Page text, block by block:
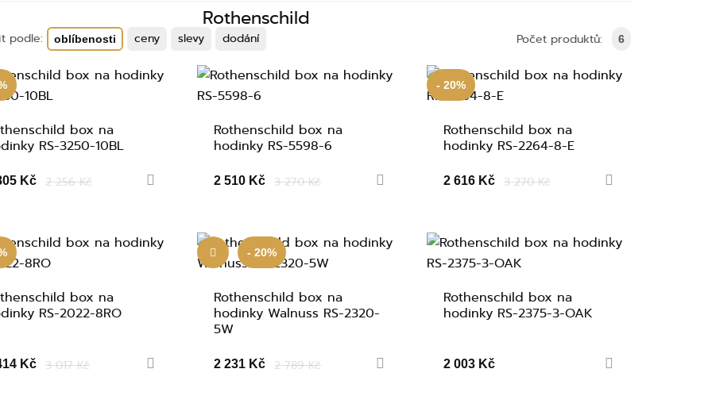
podle: oblíbenosti ceny slevy dodání Počet produktů: 6
box na
RS-3250-10BL
Kč 2 256 Kč
Rothenschild box na
hodinky RS-5598-6
2 510 Kč 3 270 Kč
- 20%
Rothenschild box na
hodinky RS-2264-8-E
2 616 Kč 3 270 Kč
box na
RS-2022-8RO
Kč 3 017 Kč
- 20%
Rothenschild box na
hodinky Walnuss RS-2320-
5W
2 231 Kč 2 789 Kč
Rothenschild box na
hodinky RS-2375-3-OAK
2 003 Kč